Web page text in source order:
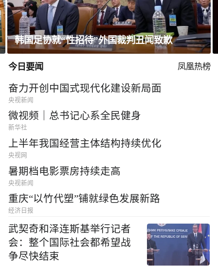
韩国足协就“性招待”外国裁判丑闻致歉
今日要闻 凤凰热榜
奋力开创中国式现代化建设新局面
央视新闻
微视频｜总书记心系全民健身
新华社
上半年我国经营主体结构持续优化
央视网
暑期档电影票房持续走高
央视新闻
重庆“以竹代塑”铺就绿色发展新路
经济日报
武契奇和泽连斯基举行记者
会：整个国际社会都希望战
争尽快结束